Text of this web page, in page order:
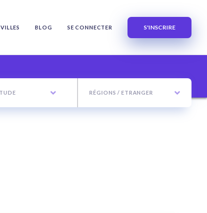
VILLES BLOG SE CONNECTER S'INSCRIRE
RÉGIONS / ETRANGER